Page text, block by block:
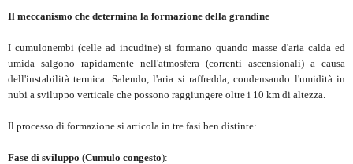
Il meccanismo che determina la formazione della grandine
I cumulonembi (celle ad incudine) si formano quando masse d'aria calda ed
umida salgono rapidamente nell'atmosfera (correnti ascensionali) a causa
dell'instabilità termica. Salendo, l'aria si raffredda, condensando l'umidità in
nubi a sviluppo verticale che possono raggiungere oltre i 10 km di altezza.
Il processo di formazione si articola in tre fasi ben distinte:
Fase di sviluppo (Cumulo congesto):